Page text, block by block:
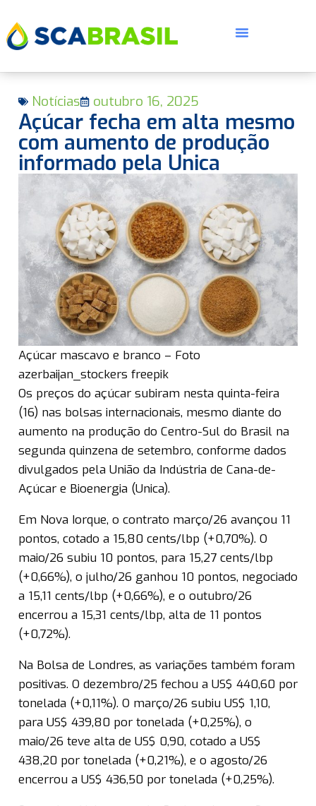
Notícias outubro 16, 2025
Açúcar fecha em alta mesmo
com aumento de produção
informado pela Unica
Açúcar mascavo e branco – Foto
azerbaijan_stockers freepik
Os preços do açúcar subiram nesta quinta-feira
(16) nas bolsas internacionais, mesmo diante do
aumento na produção do Centro-Sul do Brasil na
segunda quinzena de setembro, conforme dados
divulgados pela União da Indústria de Cana-de-
Açúcar e Bioenergia (Unica).
Em Nova Iorque, o contrato março/26 avançou 11
pontos, cotado a 15,80 cents/lbp (+0,70%). O
maio/26 subiu 10 pontos, para 15,27 cents/lbp
(+0,66%), o julho/26 ganhou 10 pontos, negociado
a 15,11 cents/lbp (+0,66%), e o outubro/26
encerrou a 15,31 cents/lbp, alta de 11 pontos
(+0,72%).
Na Bolsa de Londres, as variações também foram
positivas. O dezembro/25 fechou a US$ 440,60 por
tonelada (+0,11%). O março/26 subiu US$ 1,10,
para US$ 439,80 por tonelada (+0,25%), o
maio/26 teve alta de US$ 0,90, cotado a US$
438,20 por tonelada (+0,21%), e o agosto/26
encerrou a US$ 436,50 por tonelada (+0,25%).